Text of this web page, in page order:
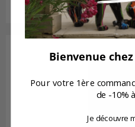
Bienvenue
Pour votre 1ère
de -10%
Je découvre